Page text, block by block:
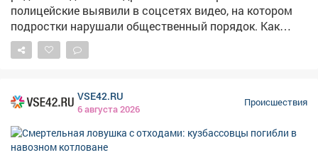
полицейские выявили в соцсетях видео, на котором
подростки нарушали общественный порядок. Как
сообщает полиция Кузбасса, на записи были
запечатлены несовершеннолетние, выражавшиеся
учащихся трех школ Ленинского районав возрасте от
12 до 14 лет – сообщает ГУ МВД по Кузбассу. В ходе
рейда инспекторы ГИБДД отстранили 13-летнего
водителя от управления. Мототехника принадлежала
VSE42.RU
6 августа 2026
Происшествия